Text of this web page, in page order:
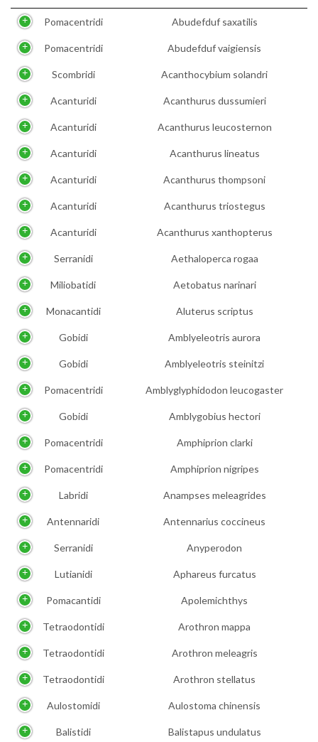
Pomacentridi Abudefduf saxatilis
Pomacentridi Abudefduf vaigiensis
Scombridi Acanthocybium solandri
Acanturidi Acanthurus dussumieri
Acanturidi Acanthurus leucosternon
Acanturidi Acanthurus lineatus
Acanturidi Acanthurus thompsoni
Acanturidi Acanthurus triostegus
Acanturidi Acanthurus xanthopterus
Serranidi Aethaloperca rogaa
Miliobatidi Aetobatus narinari
Monacantidi Aluterus scriptus
Gobidi Amblyeleotris aurora
Gobidi Amblyeleotris steinitzi
Pomacentridi Amblyglyphidodon leucogaster
Gobidi Amblygobius hectori
Pomacentridi Amphiprion clarki
Pomacentridi Amphiprion nigripes
Labridi Anampses meleagrides
Antennaridi Antennarius coccineus
Serranidi Anyperodon
Lutianidi Aphareus furcatus
Pomacantidi Apolemichthys
Tetraodontidi Arothron mappa
Tetraodontidi Arothron meleagris
Tetraodontidi Arothron stellatus
Aulostomidi Aulostoma chinensis
Balistidi Balistapus undulatus